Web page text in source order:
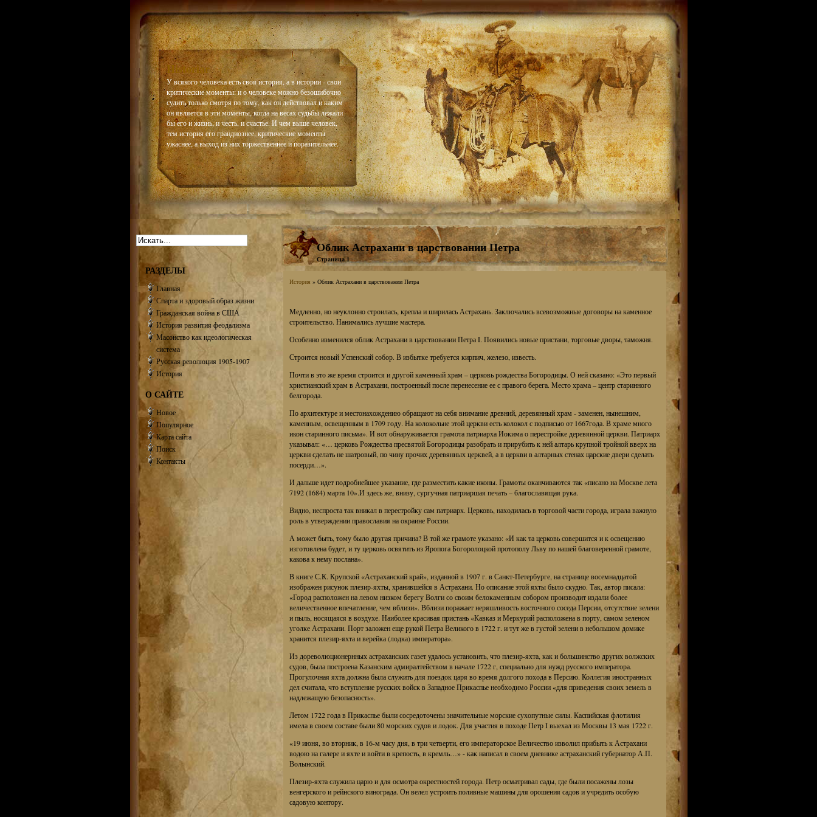
Historiar
У всякого человека есть своя история, а в истории - свои
критические моменты: и о человеке можно безошибочно
судить только смотря по тому, как он действовал и каким
он является в эти моменты, когда на весах судьбы лежали
бы его и жизнь, и честь, и счастье. И чем выше человек,
тем история его грандиознее, критические моменты
ужаснее, а выход из них торжественнее и поразительнее.
Облик Астрахани в царствовании Петра
Страница 1
История » Облик Астрахани в царствовании Петра
Медленно, но неуклонно строилась, крепла и ширилась Астрахань. Заключались всевозможные договоры на каменное
строительство. Нанимались лучшие мастера.
Особенно изменился облик Астрахани в царствовании Петра I. Появились новые пристани, торговые дворы, таможня.
Строится новый Успенский собор. В избытке требуется кирпич, железо, известь.
Почти в это же время строится и другой каменный храм – церковь рождества Богородицы. О ней сказано: «Это первый
христианский храм в Астрахани, построенный после перенесение ее с правого берега. Место храма – центр старинного
белгорода.
По архитектуре и местонахождению обращают на себя внимание древний, деревянный храм - заменен, нынешним,
каменным, освещенным в 1709 году. На колокольне этой церкви есть колокол с подписью от 1667года. В храме много
икон старинного письма». И вот обнаруживается грамота патриарха Иокима о перестройке деревянной церкви. Патриарх
указывал: «… церковь Рождества пресвятой Богородицы разобрать и прирубить к ней алтарь крупной тройной вверх на
церкви сделать не шатровый, по чину прочих деревянных церквей, а в церкви в алтарных стенах царские двери сделать
посерди…».
И дальше идет подробнейшее указание, где разместить какие иконы. Грамоты оканчиваются так «писано на Москве лета
7192 (1684) марта 10».И здесь же, внизу, сургучная патриаршая печать – благославящая рука.
Видно, неспроста так вникал в перестройку сам патриарх. Церковь, находилась в торговой части города, играла важную
роль в утверждении православия на окраине России.
А может быть, тому было другая причина? В той же грамоте указано: «И как та церковь совершится и к освещению
изготовлена будет, и ту церковь освятить из Яропога Богоролоцкой протополу Льву по нашей благоверенной грамоте,
какова к нему послана».
В книге С.К. Крупской «Астраханский край», изданной в 1907 г. в Санкт-Петербурге, на странице восемнадцатой
изображен рисунок плезир-яхты, хранившейся в Астрахани. Но описание этой яхты было скудно. Так, автор писала:
«Город расположен на левом низком берегу Волги со своим белокаменным собором производит издали более
величественное впечатление, чем вблизи». Вблизи поражает неряшливость восточного соседа Персии, отсутствие зелени
и пыль, носящаяся в воздухе. Наиболее красивая пристань «Кавказ и Меркурий расположена в порту, самом зеленом
уголке Астрахани. Порт заложен еще рукой Петра Великого в 1722 г. и тут же в густой зелени в небольшом домике
хранится плезир-яхта и верейка (лодка) императора».
Из дореволюционернных астраханских газет удалось установить, что плезир-яхта, как и большинство других волжских
судов, была построена Казанским адмиралтейством в начале 1722 г, специально для нужд русского императора.
Прогулочная яхта должна была служить для поездок царя во время долгого похода в Персию. Коллегия иностранных
дел считала, что вступление русских войск в Западное Прикаспье необходимо России «для приведения своих земель в
надлежащую безопасность».
Летом 1722 года в Прикаспье были сосредоточены значительные морские сухопутные силы. Каспийская флотилия
имела в своем составе были 80 морских судов и лодок. Для участия в походе Петр I выехал из Москвы 13 мая 1722 г.
«19 июня, во вторник, в 16-м часу дня, в три четверти, его императорское Величество изволил прибыть к Астрахани
водою на галере и яхте и войти в крепость, в кремль…» - как написал в своем дневнике астраханский губернатор А.П.
Волынский.
Плезир-яхта служила царю и для осмотра окрестностей города. Петр осматривал сады, где были посажены лозы
венгерского и рейнского винограда. Он велел устроить поливные машины для орошения садов и учредить особую
садовую контору.
РАЗДЕЛЫ
Главная
Спарта и здоровый образ жизни
Гражданская война в США
История развития феодализма
Масонство как идеологическая
система
Русская революция 1905-1907
История
О САЙТЕ
Новое
Популярное
Карта сайта
Поиск
Контакты